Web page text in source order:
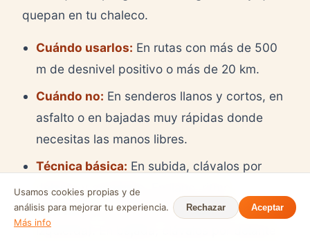
quepan en tu chaleco.
Cuándo usarlos: En rutas con más de 500
m de desnivel positivo o más de 20 km.
Cuándo no: En senderos llanos y cortos, en
asfalto o en bajadas muy rápidas donde
necesitas las manos libres.
Técnica básica: En subida, clávalos por
delante y empújate. En llano, ritmo
alternativo con las piernas (derecha-
izquierda). En bajada, clávalos por delante
Usamos cookies propias y de
análisis para mejorar tu experiencia.
Más info
Rechazar Aceptar